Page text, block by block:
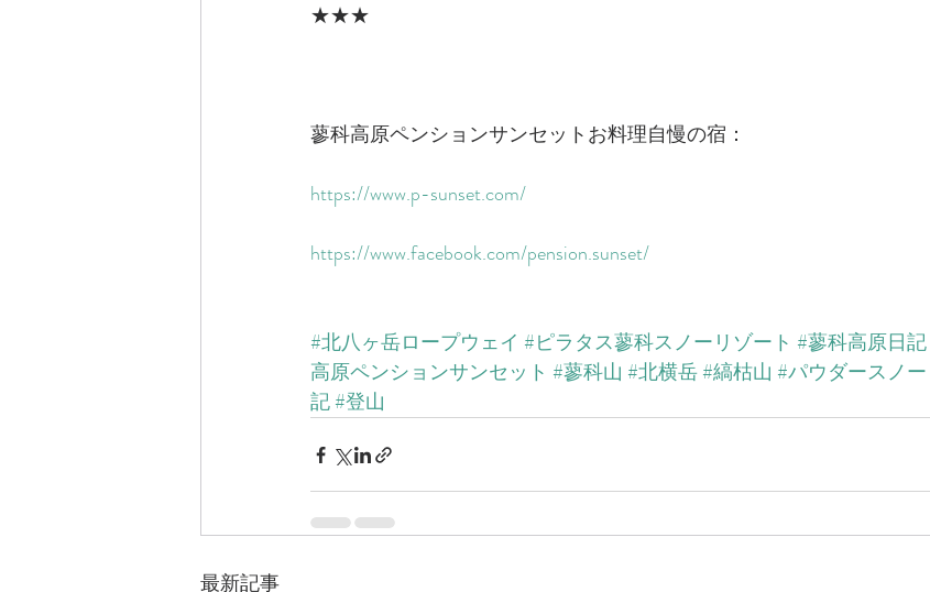
★★★
蓼科高原ペンションサンセットお料理自慢の宿：
​https://www.p-sunset.com/​
​https://www.facebook.com/pension.sunset/​
#北八ヶ岳ロープウェイ #ピラタス蓼科スノーリゾート #蓼科高原日記
高原ペンションサンセット #蓼科山 #北横岳#縞枯山 #パウダースノー
記#登山
最新記事